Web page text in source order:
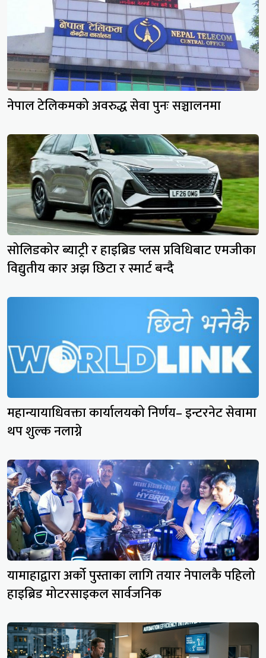
नेपाल टेलिकमको अवरुद्ध सेवा पुनः सञ्चालनमा
सोलिडकोर ब्याट्री र हाइब्रिड प्लस प्रविधिबाट एमजीका
विद्युतीय कार अझ छिटा र स्मार्ट बन्दै
महान्यायाधिवक्ता कार्यालयको निर्णय– इन्टरनेट सेवामा
थप शुल्क नलाग्ने
यामाहाद्वारा अर्को पुस्ताका लागि तयार नेपालकै पहिलो
हाइब्रिड मोटरसाइकल सार्वजनिक